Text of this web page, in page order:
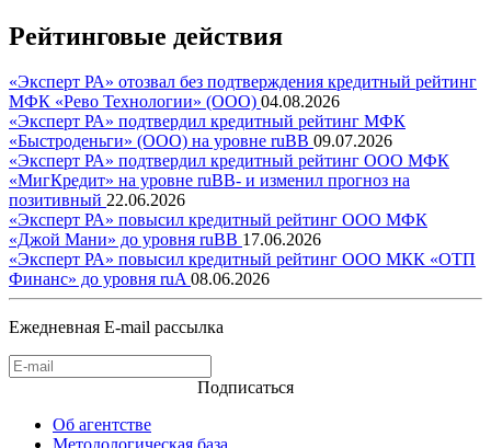
Рейтинговые действия
«Эксперт РА» отозвал без подтверждения кредитный рейтинг
МФК «Рево Технологии» (ООО) 04.08.2026
«Эксперт РА» подтвердил кредитный рейтинг МФК
«Быстроденьги» (ООО) на уровне ruBB 09.07.2026
«Эксперт РА» подтвердил кредитный рейтинг ООО МФК
«МигКредит» на уровне ruBB- и изменил прогноз на
позитивный 22.06.2026
«Эксперт РА» повысил кредитный рейтинг ООО МФК
«Джой Мани» до уровня ruBB 17.06.2026
«Эксперт РА» повысил кредитный рейтинг ООО МКК «ОТП
Финанс» до уровня ruA08.06.2026
Ежедневная E-mail рассылка
Подписаться
Об агентстве